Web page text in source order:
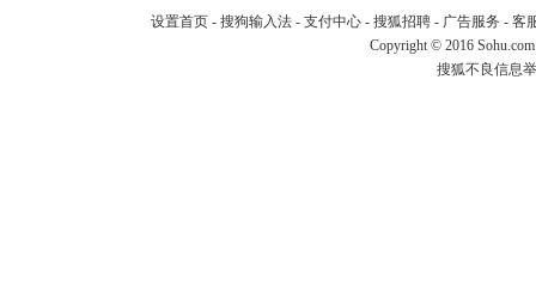
设置首页- 搜狗输入法- 支付中心- 搜狐招聘- 广告服务 - 客
Copyright © 2016
搜狐不良信息